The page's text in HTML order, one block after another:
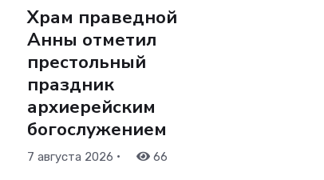
Храм праведной
Анны отметил
престольный
праздник
архиерейским
богослужением
7 августа 2026 • 66